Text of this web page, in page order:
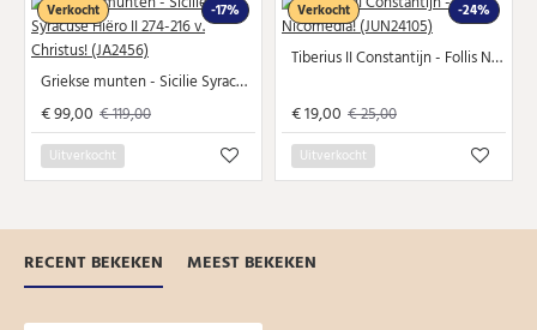
-17%
Verkocht
Griekse munten - Sicilie Syracuse Hiëro II 274-216 v. Christus! (JA2456)
€ 99,00 € 119,00
Uitverkocht
-24%
Verkocht
Tiberius II Constantijn - Follis Nicomedia! (JUN24105)
€ 19,00 € 25,00
Uitverkocht
RECENT BEKEKEN MEEST BEKEKEN